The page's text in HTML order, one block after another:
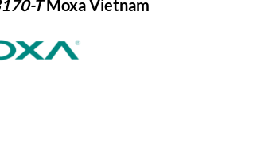
TMoxa Vietnam